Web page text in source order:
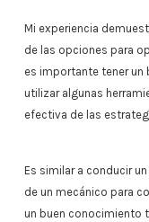
Mi experiencia
de las opciones para
es importante tener
utilizar algunas
efectiva de las
Es similar a conducir
de un mecánico para
un buen conocimiento